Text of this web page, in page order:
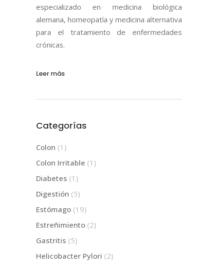
especializado en medicina biológica
alemana, homeopatía y medicina alternativa
para el tratamiento de enfermedades
crónicas.
Leer más
Categorías
Colon (1)
Colon Irritable (1)
Diabetes (1)
Digestión (5)
Estómago (19)
Estreñimiento (2)
Gastritis (5)
Helicobacter Pylori (2)